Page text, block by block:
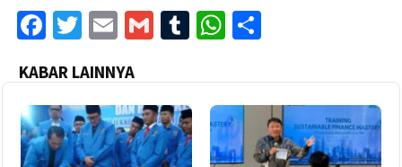
Facebook
Twitter
EmailGmailTumblrWhatsApp
KABAR LAINNYA